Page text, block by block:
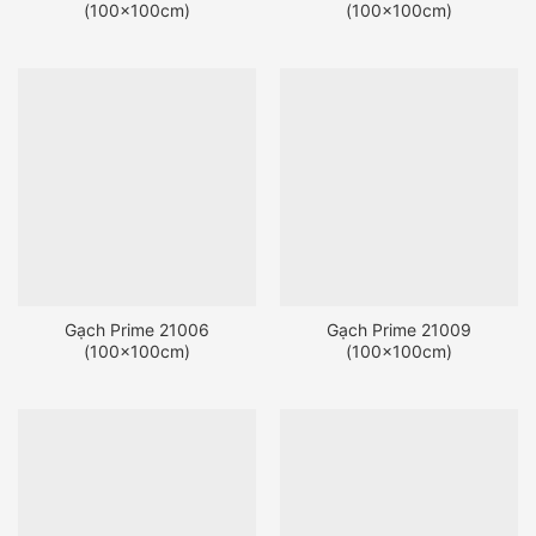
(100x100cm) (100x100cm)
Gạch Prime 21006
(100x100cm)
Gạch Prime 21009
(100x100cm)